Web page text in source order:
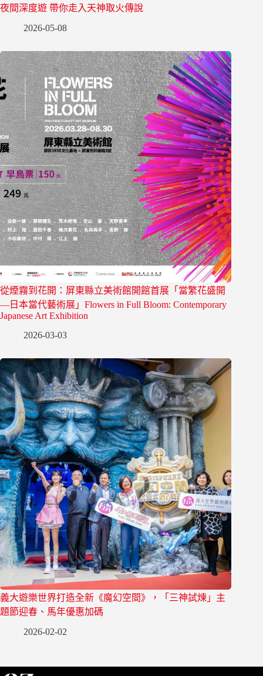
夜間深度遊 帶你走入天神取火傳說
2026-05-08
從煙霧到花開：屏東縣立美術館開館首展「當繁花盛開
—日本當代藝術展」Flowers in Full Bloom: Contemporary
Japanese Art Exhibition
2026-03-03
義大遊樂世界打造全新《魔幻空間》，「三神試煉」主
題節迎春、馬年優惠加碼
2026-02-02